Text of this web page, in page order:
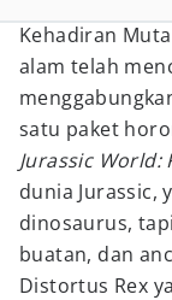
Kehadiran
alam telah
satu paket
Jurassic World:
dunia Jurassic,
dinosaurus,
buatan, dan
Distortus Rex